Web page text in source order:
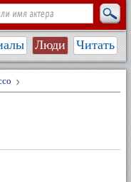
Люди Читать